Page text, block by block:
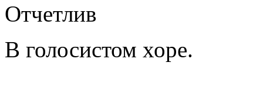
Отчетлив
В голосистом хоре.